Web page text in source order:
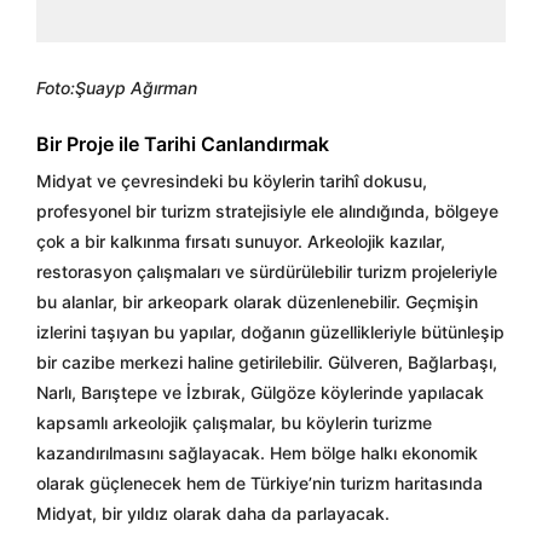
Foto:Şuayp Ağırman
Bir Proje ile Tarihi Canlandırmak
Midyat ve çevresindeki bu köylerin tarihî dokusu,
profesyonel bir turizm stratejisiyle ele alındığında, bölgeye
çok a bir kalkınma fırsatı sunuyor. Arkeolojik kazılar,
restorasyon çalışmaları ve sürdürülebilir turizm projeleriyle
bu alanlar, bir arkeopark olarak düzenlenebilir. Geçmişin
izlerini taşıyan bu yapılar, doğanın güzellikleriyle bütünleşip
bir cazibe merkezi haline getirilebilir. Gülveren, Bağlarbaşı,
Narlı, Barıştepe ve İzbırak, Gülgöze köylerinde yapılacak
kapsamlı arkeolojik çalışmalar, bu köylerin turizme
kazandırılmasını sağlayacak. Hem bölge halkı ekonomik
olarak güçlenecek hem de Türkiye’nin turizm haritasında
Midyat, bir yıldız olarak daha da parlayacak.